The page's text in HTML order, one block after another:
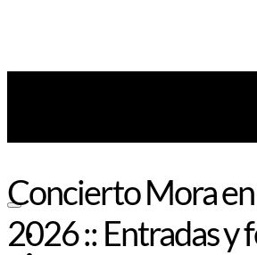
Noticias
Concierto Mora
2026 :: Entradas y